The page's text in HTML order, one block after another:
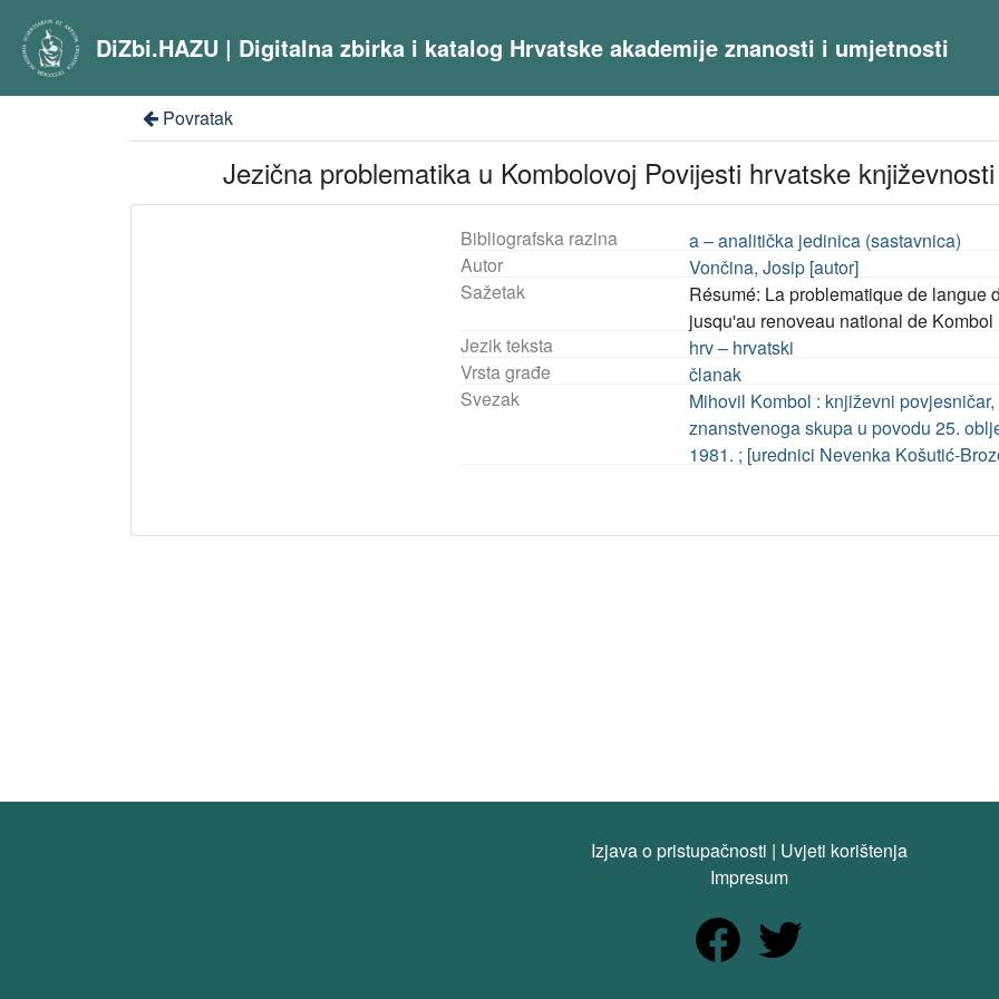
DiZbi.HAZU | Digitalna zbirka i katalog Hrvatske akademije znanosti i umjetnosti
Povratak
Jezična problematika u Kombolovoj Povijesti hrvatske
Bibliografska razina
a – analitička jedinica (sastavnica)
Autor
Vončina, Josip [autor]
Sažetak
Résumé: La problematique de langue
jusqu'au renoveau national de Kombol
Jezik teksta
hrv – hrvatski
Vrsta građe
članak
Svezak
Mihovil Kombol : književni
znanstvenoga skupa u povodu 25.
1981. ; [urednici Nevenka Košutić-
Izjava o pristupačnosti | Uvjeti korištenja
Impresum